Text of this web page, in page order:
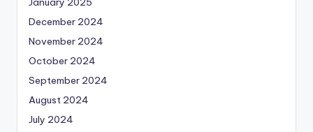
December 2024
November 2024
October 2024
September 2024
August 2024
July 2024